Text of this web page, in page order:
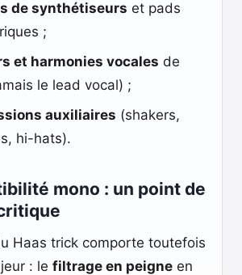
de synthétiseurs et pads
;
et harmonies vocales de
le lead vocal) ;
auxiliaires (shakers,
hi-hats).
mono : un point de
Haas trick comporte toutefois
: le filtrage en peigne en